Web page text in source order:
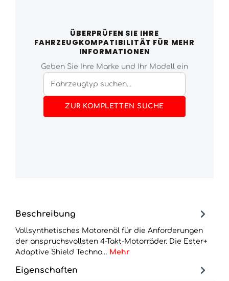
ÜBERPRÜFEN SIE IHRE
FAHRZEUGKOMPATIBILITÄT FÜR MEHR
INFORMATIONEN
Geben Sie Ihre Marke und Ihr Modell ein
ZUR KOMPLETTEN SUCHE
Beschreibung
Vollsynthetisches Motorenöl für die Anforderungen
der anspruchsvollsten 4-Takt-Motorräder. Die Ester+
Adaptive Shield Techno… Mehr
Eigenschaften